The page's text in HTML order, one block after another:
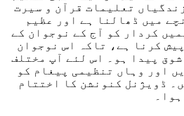
تعلیمات قرآن و سیرت
میں ڈھالنا ہے اور عظیم
کردار کو آج کے نوجوان کے
کرنا ہے، تاکہ اس نوجوان
پیدا ہو۔ اس لئے آپ مختلف
اور وہاں تنظیمی پیغام کو
ڈویژنل کنونشن کا اختتام